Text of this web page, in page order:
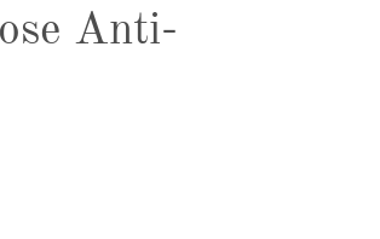
Anti-